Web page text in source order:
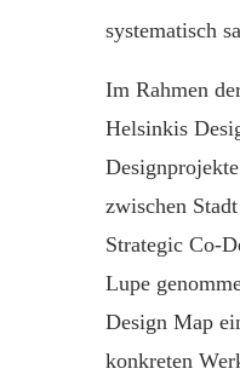
systematisch
Im Rahmen
Helsinkis
zwischen
Strategic Co-
Lupe
Design Map
konkreten